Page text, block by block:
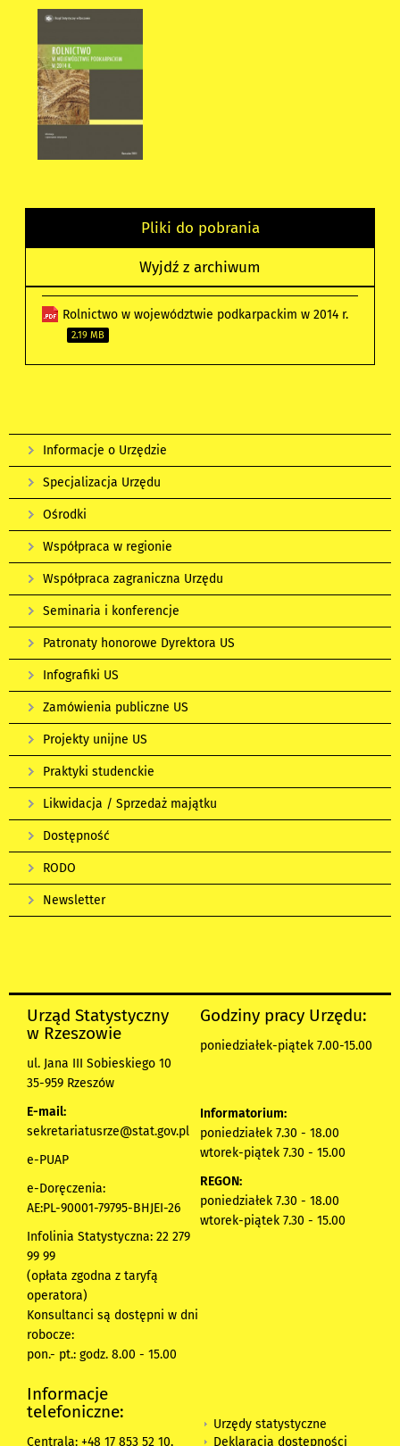
Pliki do pobrania
Wyjdź z archiwum
Rolnictwo w województwie podkarpackim w 2014 r.
2.19 MB
Informacje o Urzędzie
Specjalizacja Urzędu
Ośrodki
Współpraca w regionie
Współpraca zagraniczna Urzędu
Seminaria i konferencje
Patronaty honorowe Dyrektora US
Infografiki US
Zamówienia publiczne US
Projekty unijne US
Praktyki studenckie
Likwidacja / Sprzedaż majątku
Dostępność
RODO
Newsletter
Urząd Statystyczny
w Rzeszowie
ul. Jana III Sobieskiego 10
35-959 Rzeszów
E-mail:
sekretariatusrze@stat.gov.pl
e-PUAP
e-Doręczenia:
AE:PL-90001-79795-BHJEI-26
Infolinia Statystyczna: 22 279
99 99
(opłata zgodna z taryfą
operatora)
Konsultanci są dostępni w dni
robocze:
pon.- pt.: godz. 8.00 - 15.00
Godziny pracy Urzędu:
poniedziałek-piątek 7.00-15.00
Informatorium:
poniedziałek 7.30 - 18.00
wtorek-piątek 7.30 - 15.00
REGON:
poniedziałek 7.30 - 18.00
wtorek-piątek 7.30 - 15.00
Informacje
telefoniczne:
Centrala: +48 17 853 52 10,
Urzędy statystyczne
Deklaracja dostępności